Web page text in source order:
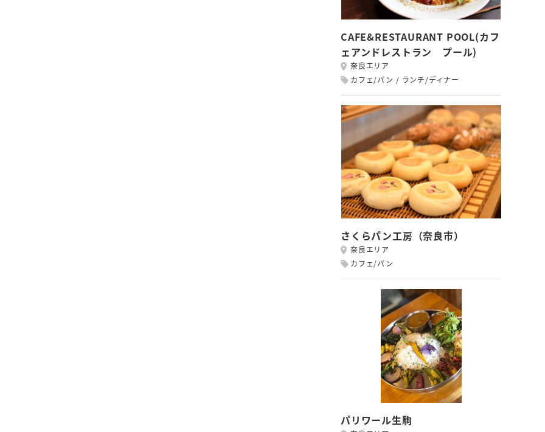
CAFE&RESTAURANT POOL(カフ
ェアンドレストラン プール)
奈良エリア
カフェ/パン
ランチ/ディナー
さくらパン工房（奈良市）
奈良エリア
カフェ/パン
パリワール生駒